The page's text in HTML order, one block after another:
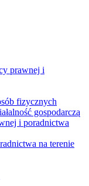
prawnej i
fizycznych
gospodarczą
i poradnictwa
na terenie